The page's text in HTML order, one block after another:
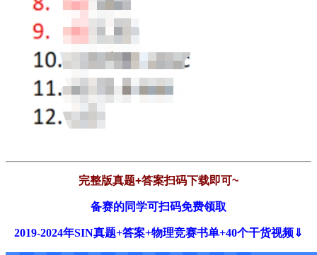
完整版真题+答案扫码下载即可~
备赛的同学可扫码免费领取
2019-2024年SIN真题+答案+物理竞赛书单+40个干货视频⇓